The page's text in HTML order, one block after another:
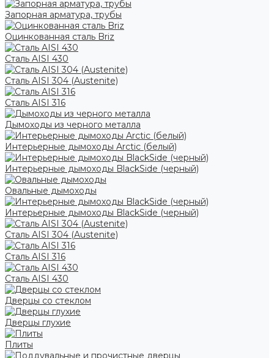
Запорная арматура, трубы
Оцинкованная сталь Briz
Сталь AISI 430
Сталь AISI 304 (Austenite)
Сталь AISI 316
Дымоходы из черного металла
Интерьерные дымоходы Arctic (белый)
Интерьерные дымоходы BlackSide (черный)
Овальные дымоходы
Интерьерные дымоходы BlackSide (черный)
Сталь AISI 304 (Austenite)
Сталь AISI 316
Сталь AISI 430
Дверцы со стеклом
Дверцы глухие
Плиты